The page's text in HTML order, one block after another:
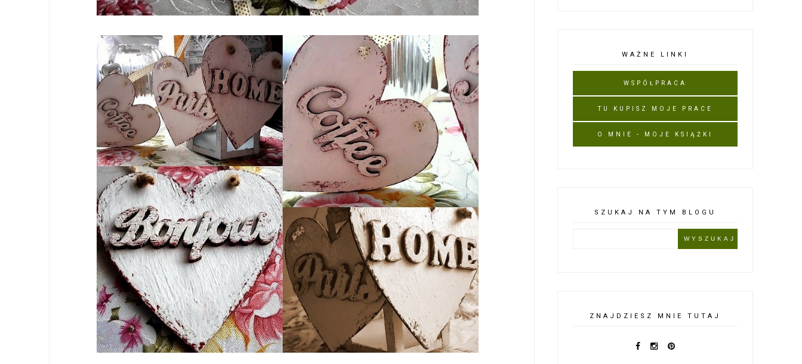
WAŻNE LINKI
WSPÓŁPRACA
TU KUPISZ MOJE PRACE
O MNIE - MOJE KSIĄŻKI
SZUKAJ NA TYM BLOGU
ZNAJDZIESZ MNIE TUTAJ